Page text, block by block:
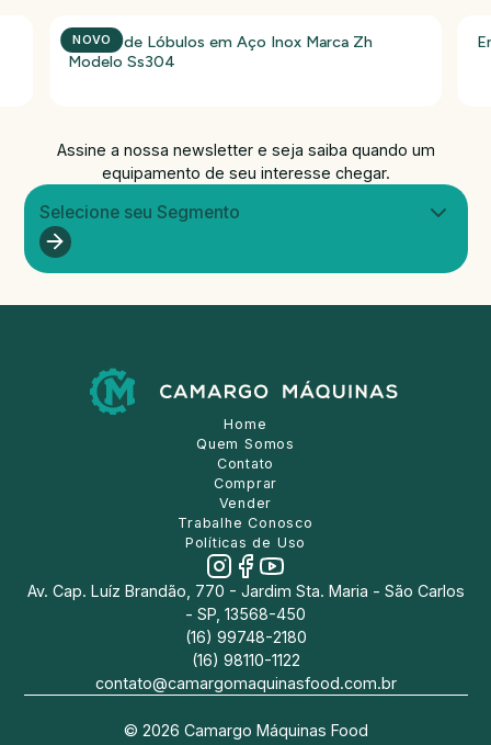
NOVO
Bomba de Lóbulos em Aço Inox Marca Zh
Modelo Ss304
Assine a nossa newsletter e seja saiba quando um
equipamento de seu interesse chegar.
Selecione seu Segmento
Home
Quem Somos
Contato
Comprar
Vender
Trabalhe Conosco
Políticas de Uso
Av. Cap. Luíz Brandão, 770 - Jardim Sta. Maria - São Carlos
- SP, 13568-450
(16) 99748-2180
(16) 98110-1122
contato@camargomaquinasfood.com.br
© 2026 Camargo Máquinas Food